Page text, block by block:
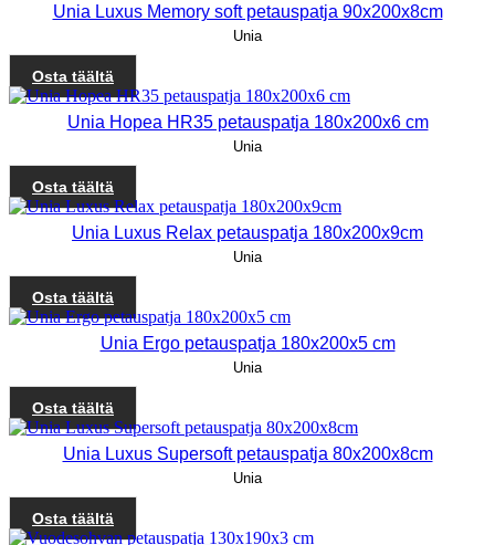
Unia Luxus Memory soft petauspatja 90x200x8cm
Unia
Osta täältä
Unia Hopea HR35 petauspatja 180x200x6 cm
Unia
Osta täältä
Unia Luxus Relax petauspatja 180x200x9cm
Unia
Osta täältä
Unia Ergo petauspatja 180x200x5 cm
Unia
Osta täältä
Unia Luxus Supersoft petauspatja 80x200x8cm
Unia
Osta täältä